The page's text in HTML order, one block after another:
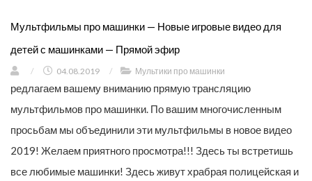
Мультфильмы про машинки — Новые игровые видео для
детей с машинками — Прямой эфир
/ 04.08.2019 / Мультики про машинки
редлагаем вашему вниманию прямую трансляцию
мультфильмов про машинки. По вашим многочисленным
просьбам мы объединили эти мультфильмы в новое видео
2019! Желаем приятного просмотра!!! Здесь ты встретишь
все любимые машинки! Здесь живут храбрая полицейская и